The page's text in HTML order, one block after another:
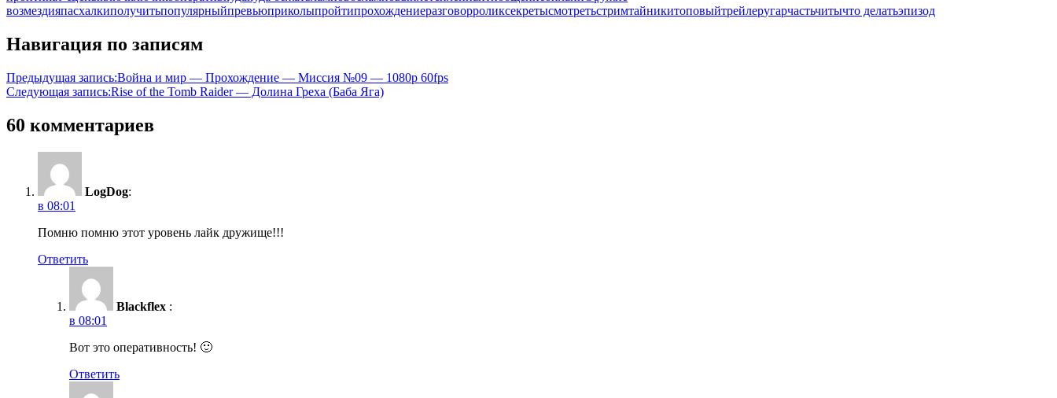
возмездияпасхалкиполучитьпопулярныйпревьюприколыпройтипрохождениеразговорроликсекретысмотретьстримтайникитоповыйтрейлеругарчастьчитычто делатьэпизод
Навигация по записям
Предыдущая запись:Война и мир — Прохождение — Миссия №09 — 1080p 60fps
Следующая запись:Rise of the Tomb Raider — Долина Греха (Баба Яга)
60 комментариев
LogDog:
в 08:01
Помню помню этот уровень лайк дружище!!!
Ответить
Blackflex :
в 08:01
Вот это оперативность! 🙂
Ответить